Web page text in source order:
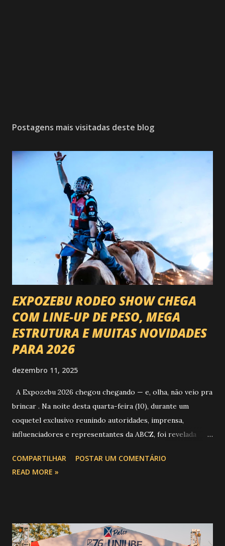
Postagens mais visitadas deste blog
EXPOZEBU RODEO SHOW CHEGA
COM LINE-UP DE PESO, MEGA
ESTRUTURA E MUITAS NOVIDADES
PARA 2026
dezembro 11, 2025
A Expozebu 2026 chegou chegando — e, olha, não veio pra
brincar . Na noite desta quarta-feira (10), durante um
coquetel exclusivo reunindo autoridades, imprensa,
influenciadores e representantes da ABCZ, foi revelada
festa : a chegada do Campeonato de Montarias em Touros
do Circuito Rancho Primavera (CRP) , a maior companhia de
impacto é tão grande que o evento até mudou de nome:
COMPARTILHAR
POSTAR UM COMENTÁRIO
READ MORE »